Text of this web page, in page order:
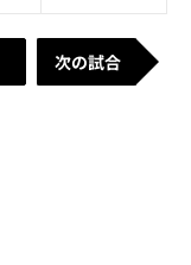
次の試合